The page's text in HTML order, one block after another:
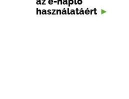
használatáért